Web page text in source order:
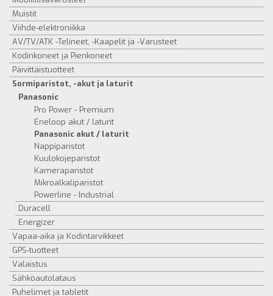
Muistit
Viihde-elektroniikka
AV/TV/ATK -Telineet, -Kaapelit ja -Varusteet
Kodinkoneet ja Pienkoneet
Päivittäistuotteet
Sormiparistot, -akut ja laturit
Panasonic
Pro Power - Premium
Eneloop akut / laturit
Panasonic akut / laturit
Nappiparistot
Kuulokojeparistot
Kameraparistot
Mikroalkaliparistot
Powerline - Industrial
Duracell
Energizer
Vapaa-aika ja Kodintarvikkeet
GPS-tuotteet
Valaistus
Sähköautolataus
Puhelimet ja tabletit